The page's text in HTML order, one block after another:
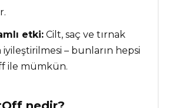
etki: Cilt, saç ve tırnak
iyileştirilmesi – bunların hepsi
ile mümkün.